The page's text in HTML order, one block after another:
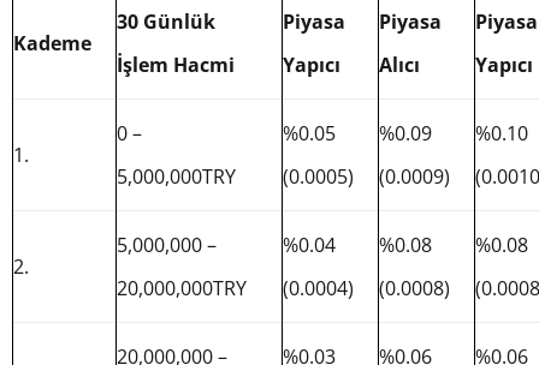
Kademe
30 Günlük
İşlem Hacmi
Piyasa
Yapıcı
Piyasa
Alıcı
Piyasa
Yapıcı
1.
0 –
5,000,000TRY
%0.05
(0.0005)
%0.09
(0.0009)
%0.10
2.
5,000,000 –
20,000,000TRY
%0.04
(0.0004)
%0.08
(0.0008)
%0.08
20,000,000 –
%0.03
%0.06
%0.06